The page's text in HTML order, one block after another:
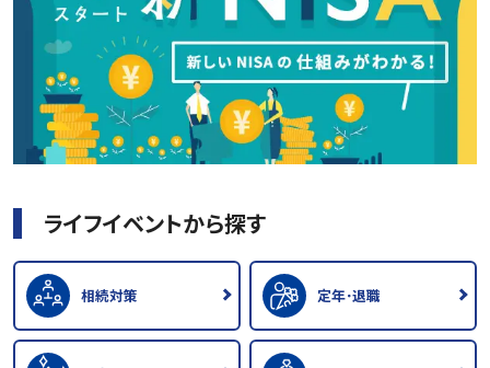
ライフイベントから探す
相続対策 定年･退職